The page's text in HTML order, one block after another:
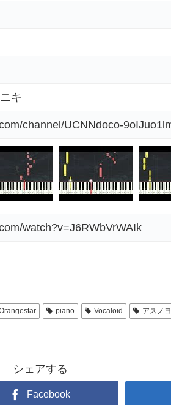
キ
channel/UCNNdoco-
watch?v=J6RWbVrWAIk
piano Vocaloid アスノ
シェアする
Facebook